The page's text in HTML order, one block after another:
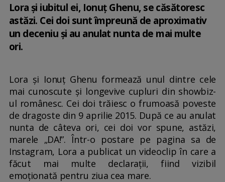
Lora și iubitul ei, Ionuț Ghenu, se căsătoresc
astăzi. Cei doi sunt împreună de aproximativ
un deceniu și au anulat nunta de mai multe
ori.
Lora și Ionuț Ghenu formează unul dintre cele
mai cunoscute și longevive cupluri din showbiz-
ul românesc. Cei doi trăiesc o frumoasă poveste
de dragoste din 9 aprilie 2015. După ce au anulat
nunta de câteva ori, cei doi vor spune, astăzi,
marele „DA!”. Într-o postare pe pagina sa de
Instagram, Lora a publicat un videoclip în care a
făcut mai multe declarații, fiind vizibil
emoționată pentru ziua cea mare.